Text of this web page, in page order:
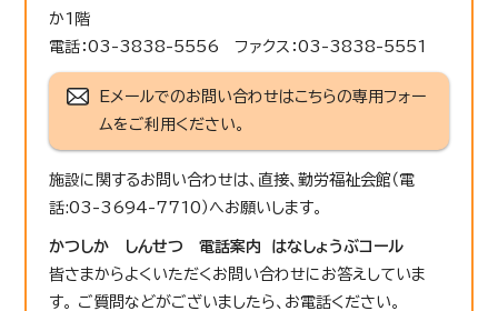
か1階
電話：03-3838-5556 ファクス：03-3838-5551
Eメールでのお問い合わせはこちらの専用フォー
ムをご利用ください。
施設に関するお問い合わせは、直接、勤労福祉会館（電
話:03-3694-7710）へお願いします。
かつしか しんせつ 電話案内 はなしょうぶコール
皆さまからよくいただくお問い合わせにお答えしていま
す。 ご質問などがございましたら、お電話ください。